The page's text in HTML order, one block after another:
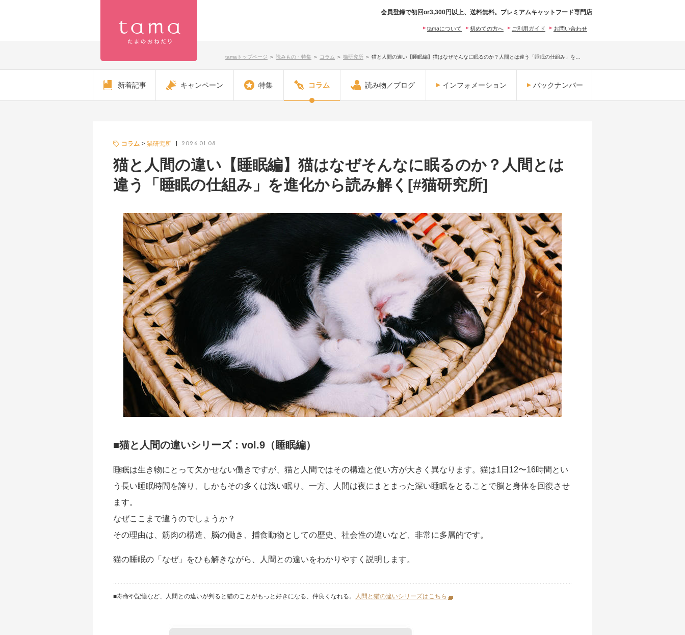
【公式】プ
レミアムキ
ド専門店
「たまのお
ねだり
（tama）」
｜初回送料
無料
会員登録で初回or3,300円以上、送料無料。プレミアムキャットフード専門店
お問い合わせ
ご利用ガイド
初めての方へ
tamaについて
tamaトップページ ＞ 読みもの・特集 ＞ コラム ＞ 猫研究所 ＞ 猫と人間の違い【睡眠編】猫はなぜそんなに眠るのか？人間とは違う「睡眠の仕組み」を…
新着記事 キャンペーン 特集 コラム 読み物／ブログ インフォメーション バックナンバー
コラム 猫研究所 2026.01.08
猫と人間の違い【睡眠編】猫はなぜそんなに眠るのか？人間とは
違う「睡眠の仕組み」を進化から読み解く[#猫研究所]
■猫と人間の違いシリーズ：vol.9（睡眠編）
睡眠は生き物にとって欠かせない働きですが、猫と人間ではその構造と使い方が大きく異なります。猫は1日12〜16時間とい
う長い睡眠時間を誇り、しかもその多くは浅い眠り。一方、人間は夜にまとまった深い睡眠をとることで脳と身体を回復させ
ます。
なぜここまで違うのでしょうか？
その理由は、筋肉の構造、脳の働き、捕食動物としての歴史、社会性の違いなど、非常に多層的です。
猫の睡眠の「なぜ」をひも解きながら、人間との違いをわかりやすく説明します。
■寿命や記憶など、人間との違いが判ると猫のことがもっと好きになる、仲良くなれる。 人間と猫の違いシリーズはこちら